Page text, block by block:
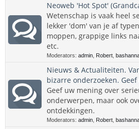
Neoweb 'Hot Spot'
Wetenschap is vaak heel
lekker 'dom' van je af
moppen, grappige links
etc.
Moderators: admin Robert
Nieuws & Actualiteiten.
bizarre onderzoeken.
Geef uw mening over
onderwerpen, maar ook
ontdekkingen.
Moderators: admin Robert